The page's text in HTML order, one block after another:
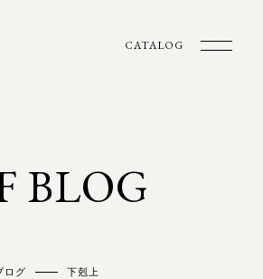
CATALOG
BLOG
ログ 下剋上